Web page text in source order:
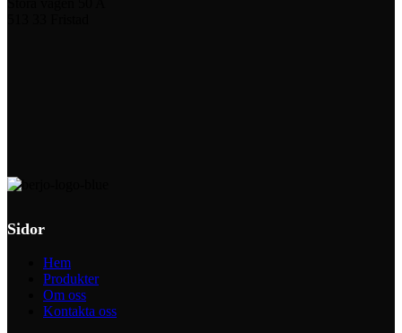
Sidor
Hem
Produkter
Om oss
Kontakta oss